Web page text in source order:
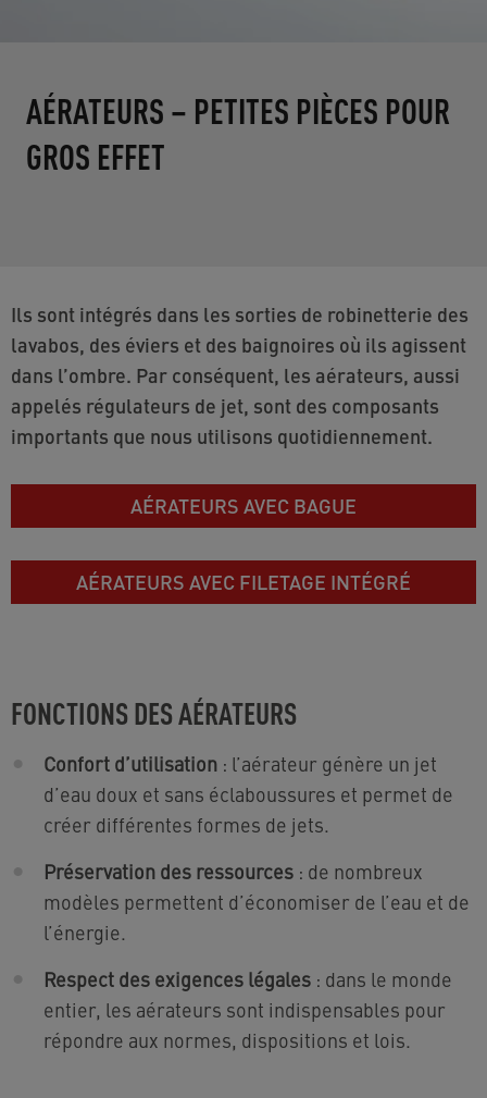
AÉRATEURS – PETITES PIÈCES POUR
GROS EFFET
Ils sont intégrés dans les sorties de robinetterie des
lavabos, des éviers et des baignoires où ils agissent
dans l’ombre. Par conséquent, les aérateurs, aussi
appelés régulateurs de jet, sont des composants
importants que nous utilisons quotidiennement.
AÉRATEURS AVEC BAGUE
AÉRATEURS AVEC FILETAGE INTÉGRÉ
FONCTIONS DES AÉRATEURS
Confort d’utilisation : l’aérateur génère un jet
d’eau doux et sans éclaboussures et permet de
créer différentes formes de jets.
Préservation des ressources : de nombreux
modèles permettent d’économiser de l’eau et de
l’énergie.
Respect des exigences légales : dans le monde
entier, les aérateurs sont indispensables pour
répondre aux normes, dispositions et lois.